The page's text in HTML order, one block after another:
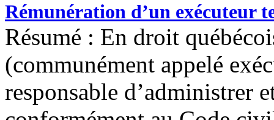
Rémunération d’un exécuteur
Résumé : En droit
(communément appelé
responsable d’administrer